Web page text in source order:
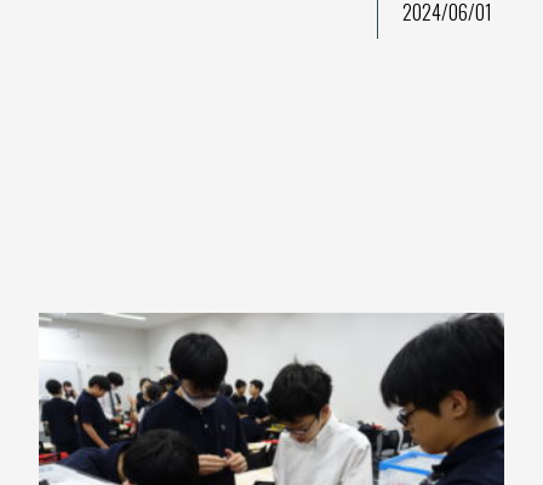
2024/06/01